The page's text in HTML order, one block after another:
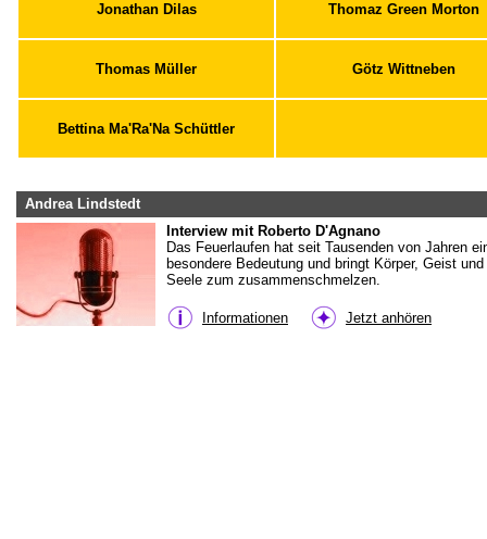
Jonathan Dilas Thomaz Green Morton
Thomas Müller Götz Wittneben
Bettina Ma'Ra'Na Schüttler
Andrea Lindstedt
Interview mit Roberto D'Agnano
Das Feuerlaufen hat seit Tausenden von Jahren
besondere Bedeutung und bringt Körper, Geist und
Seele zum zusammenschmelzen.
Informationen Jetzt anhören